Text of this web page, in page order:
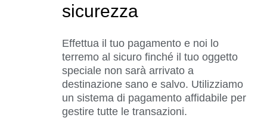
sicurezza
Effettua il tuo pagamento e noi lo
terremo al sicuro finché il tuo oggetto
speciale non sarà arrivato a
destinazione sano e salvo. Utilizziamo
un sistema di pagamento affidabile per
gestire tutte le transazioni.